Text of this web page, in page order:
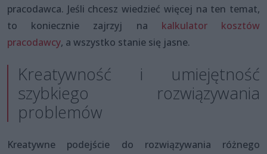
pracodawca. Jeśli chcesz wiedzieć więcej na ten temat,
to koniecznie zajrzyj na
kalkulator kosztów
pracodawcy, a wszystko stanie się jasne.
Kreatywność i umiejętność
szybkiego rozwiązywania
problemów
Kreatywne podejście do rozwiązywania różnego